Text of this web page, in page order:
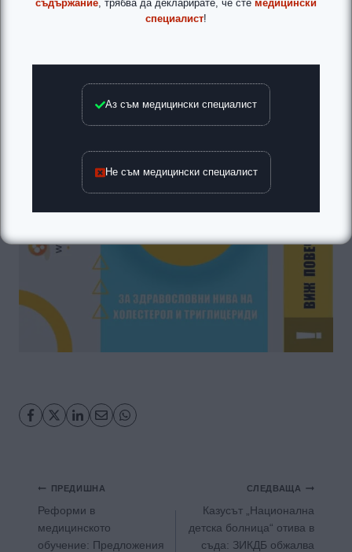
Навигация
ПРЕДИШНА
Реформи в
медицинското
обучение: Предложения
СЛЕДВАЩА
Казусът „Национална
детска болница“ отива в
съда: ЗИКДБ обжалва
съдържание, трябва да декларирате, че сте медицински
специалист!
Аз съм медицински специалист
Не съм медицински специалист